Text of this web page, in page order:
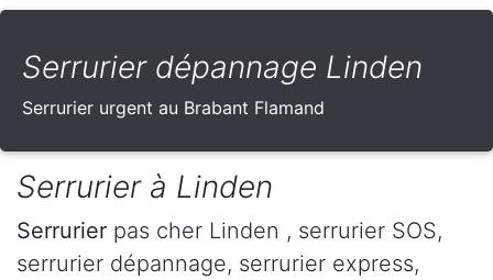
Serrurier dépannage Linden
Serrurier urgent au Brabant Flamand
Serrurier à Linden
Serrurier pas cher Linden , serrurier SOS,
serrurier dépannage, serrurier express,